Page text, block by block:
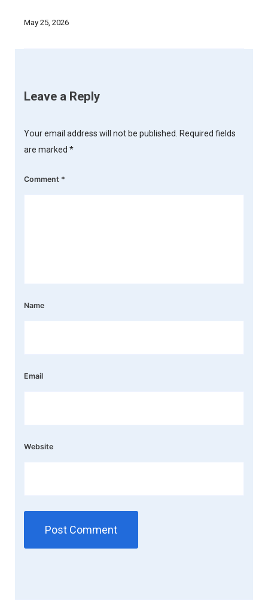
May 25, 2026
Leave a Reply
Your email address will not be published. Required fields
are marked *
Comment *
Name
Email
Website